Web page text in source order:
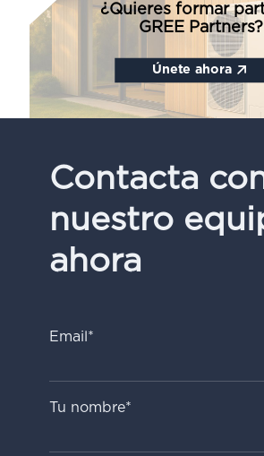
Únete ahora
¿Quieres formar
GREE Partners?
Contacta
nuestro
ahora
Email*
Tu nombre*